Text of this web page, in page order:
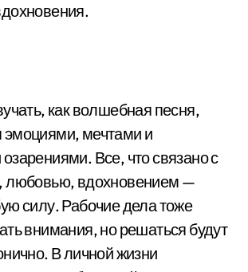
как волшебная песня,
эмоциями, мечтами и
Все, что связано с
любовью, вдохновением —
силу. Рабочие дела тоже
внимания, но решаться будут
В личной жизни